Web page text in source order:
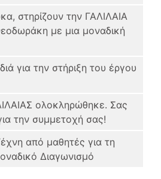
στηρίζουν την ΓΑΛΙΛΑΙΑ
με μια μοναδική
για την στήριξη του έργου
ολοκληρώθηκε. Σας
την συμμετοχή σας!
από μαθητές για τη
Διαγωνισμό